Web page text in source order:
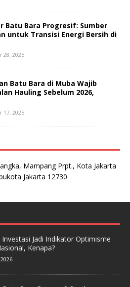
Batu Bara Progresif: Sumber
untuk Transisi Energi Bersih di
28, 2025
Batu Bara di Muba Wajib
Hauling Sebelum 2026,
17, 2025
Mampang Prpt., Kota Jakarta
Jakarta 12730
Jadi Indikator Optimisme
Kenapa?